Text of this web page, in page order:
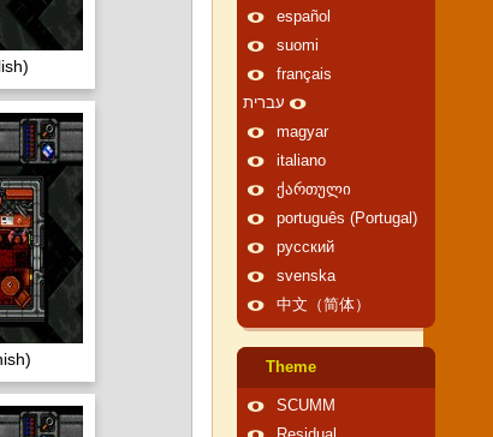
español
suomi
français
עברית
magyar
italiano
ქართული
português (Portugal)
русский
svenska
中文（简体）
Theme
SCUMM